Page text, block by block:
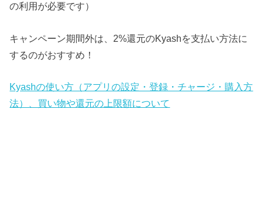
の利用が必要です）
キャンペーン期間外は、2%還元のKyashを支払い方法に
するのがおすすめ！
Kyashの使い方（アプリの設定・登録・チャージ・購入方
法）、買い物や還元の上限額について